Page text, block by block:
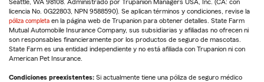
Seattle, WA 98108. Administrado por Trupanion Managers USA, Inc. (CA: con
licencia No. 0G22803, NPN 9588590). Se aplican términos y condiciones, revise la
póliza completa en la página web de Trupanion para obtener detalles. State Farm
Mutual Automobile Insurance Company, sus subsidiarias y afiliadas no ofrecen ni
son responsables financieramente por los productos de seguro de mascotas.
State Farm es una entidad independiente y no está afiliada con Trupanion ni con
American Pet Insurance.
Condiciones preexistentes: Si actualmente tiene una póliza de seguro médico